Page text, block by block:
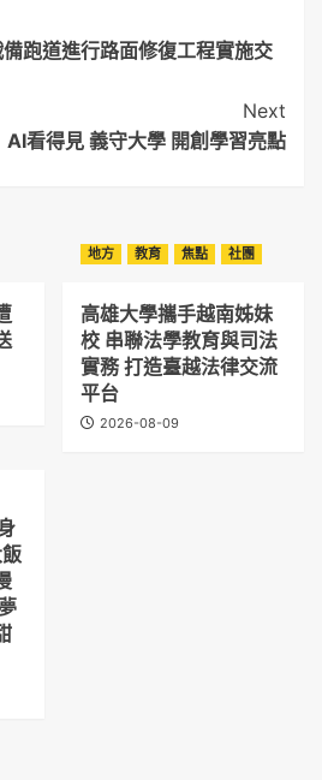
跑道進行路面修復工程實施交
Next
AI看得見 義守大學 開創學習亮點
地方 教育 焦點 社團
高雄大學攜手越南姊妹
校 串聯法學教育與司法
實務 打造臺越法律交流
平台
2026-08-09